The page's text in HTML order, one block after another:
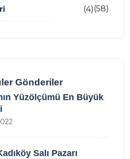
(58)
(4)
Gönderiler
Yüzölçümü En Büyük
Salı Pazarı